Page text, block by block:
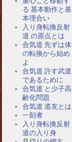
る 基本動作と基
本理合い
入り身転換反射
道 の原点とは
合気道 先ずは体
の転換から始め
よ
合気道 許す武道
であるために
合気道 と少子高
齢化問題
合気道 道友とは
一刻者
入り身転換反射
道の入り身